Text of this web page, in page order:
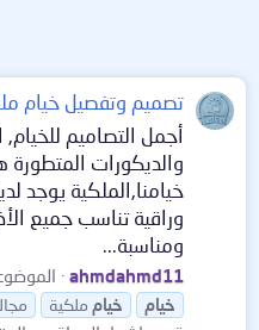
تصميم وتفصيل خيام
أجمل التصاميم
والديكورات المتطورة
خيامنا,الملكية يوجد
وراقية تناسب جميع
ومناسبة...
ahmdahmd11
خيام
خيام ملكية